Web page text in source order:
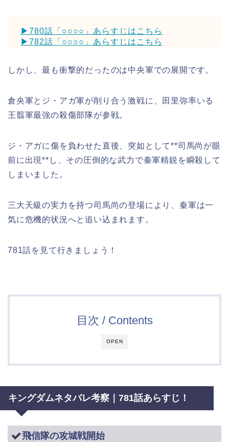
▶780話「○○○○」あらすじはこちら
▶782話「○○○○」あらすじはこちら
しかし、最も衝撃的だったのは中央軍での展開です。
倉央軍とジ・アガ軍が削り合う激戦に、田里弥率いる
王翦軍最強の殺傷部隊が参戦。
ジ・アガに傷を負わせた直後、突如として**司馬尚が眼
前に出現**し、その圧倒的な武力で秦軍精鋭を瞬殺して
しまいました。
三大天級の実力を持つ司馬尚の登場により、秦軍は一
気に危機的状況へと追い込まれます。
781話を見て行きましょう！
OPEN
目次 / Contents
キングダムネタバレ考察｜781話あらすじ！
飛信隊の攻城戦開始